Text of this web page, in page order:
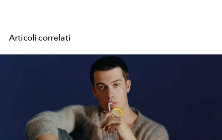
Articoli correlati